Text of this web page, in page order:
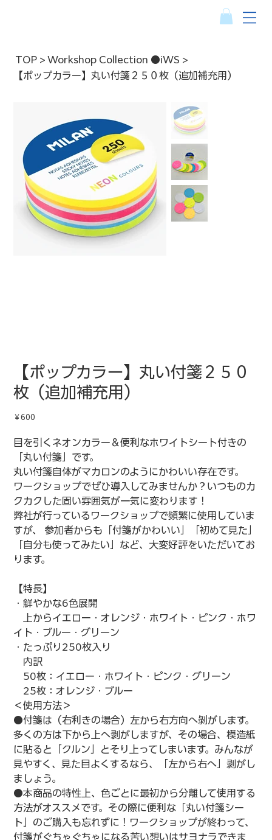
TOP > Workshop Collection ●iWS >
【ポップカラー】丸い付箋２５０枚（追加補充用）
【ポップカラー】丸い付箋２５０
枚（追加補充用）
価
格
￥600
目を引くネオンカラー＆便利なホワイトシート付きの
「丸い付箋」です。
丸い付箋自体がマカロンのようにかわいい存在です。
ワークショップでぜひ導入してみませんか？いつものカ
クカクした固い雰囲気が一気に変わります！
弊社が行っているワークショップで頻繁に使用していま
すが、 参加者からも「付箋がかわいい」「初めて見た」
「自分も使ってみたい」など、大変好評をいただいてお
ります。
【特長】
・鮮やかな6色展開
上からイエロー・オレンジ・ホワイト・ピンク・ホワ
イト・ブルー・グリーン
・たっぷり250枚入り
内訳
50枚：イエロー・ホワイト・ピンク・グリーン
25枚：オレンジ・ブルー
＜使用方法＞
●付箋は（右利きの場合）左から右方向へ剝がします。
多くの方は下から上へ剥がしますが、その場合、模造紙
に貼ると「クルン」とそり上ってしまいます。みんなが
見やすく、見た目よくするなら、「左から右へ」剥がし
ましょう。
●本商品の特性上、色ごとに最初から分離して使用する
方法がオススメです。その際に便利な「丸い付箋シー
ト」のご購入も忘れずに！ワークショップが終わって、
付箋がぐちゃぐちゃになる苦い想いはサヨナラできま